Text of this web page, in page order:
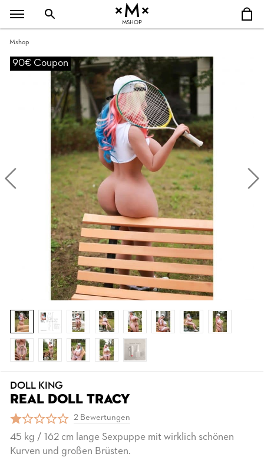
MSHOP
Mshop
90€ Coupon
DOLL KING
REAL DOLL TRACY
2 Bewertungen
45 kg / 162 cm lange Sexpuppe mit wirklich schönen
Kurven und großen Brüsten.